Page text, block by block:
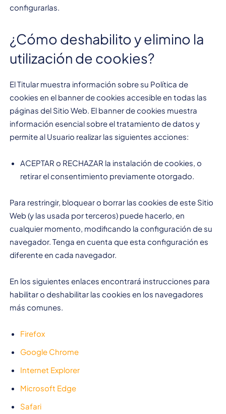
configurarlas.
¿Cómo deshabilito y elimino la
utilización de cookies?
El Titular muestra información sobre su Política de
cookies en el banner de cookies accesible en todas las
páginas del Sitio Web. El banner de cookies muestra
información esencial sobre el tratamiento de datos y
permite al Usuario realizar las siguientes acciones:
ACEPTAR o RECHAZAR la instalación de cookies, o
retirar el consentimiento previamente otorgado.
Para restringir, bloquear o borrar las cookies de este Sitio
Web (y las usada por terceros) puede hacerlo, en
cualquier momento, modificando la configuración de su
navegador. Tenga en cuenta que esta configuración es
diferente en cada navegador.
En los siguientes enlaces encontrará instrucciones para
habilitar o deshabilitar las cookies en los navegadores
más comunes.
Firefox
Google Chrome
Internet Explorer
Microsoft Edge
Safari